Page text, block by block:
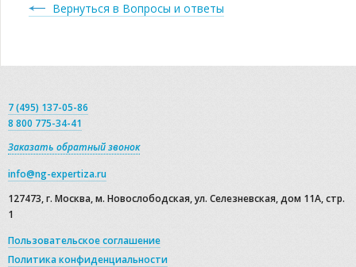
Вернуться в Вопросы и ответы
7 (495) 137-05-86
8 800 775-34-41
Заказать обратный звонок
info@ng-expertiza.ru
127473, г. Москва, м. Новослободская, ул. Селезневская, дом 11А, стр.
1
Пользовательское соглашение
Политика конфиденциальности